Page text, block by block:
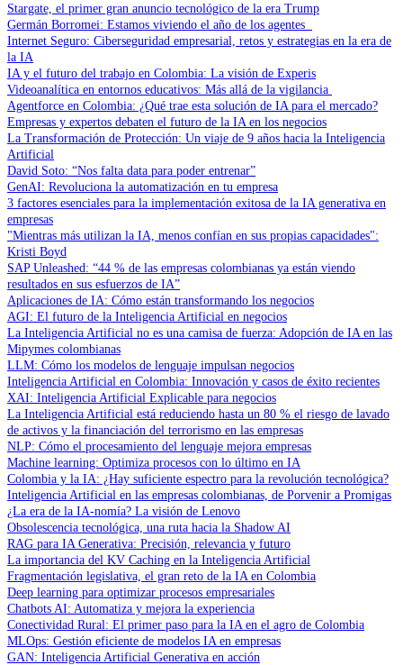
Stargate, el primer gran anuncio tecnológico de la era Trump
Germán Borromei: Estamos viviendo el año de los agentes
Internet Seguro: Ciberseguridad empresarial, retos y estrategias en la era de
la IA
IA y el futuro del trabajo en Colombia: La visión de Experis
Videoanalítica en entornos educativos: Más allá de la vigilancia
Agentforce en Colombia: ¿Qué trae esta solución de IA para el mercado?
Empresas y expertos debaten el futuro de la IA en los negocios
La Transformación de Protección: Un viaje de 9 años hacia la Inteligencia
Artificial
David Soto: “Nos falta data para poder entrenar”
GenAI: Revoluciona la automatización en tu empresa
3 factores esenciales para la implementación exitosa de la IA generativa en
empresas
"Mientras más utilizan la IA, menos confían en sus propias capacidades":
Kristi Boyd
SAP Unleashed: “44 % de las empresas colombianas ya están viendo
resultados en sus esfuerzos de IA”
Aplicaciones de IA: Cómo están transformando los negocios
AGI: El futuro de la Inteligencia Artificial en negocios
La Inteligencia Artificial no es una camisa de fuerza: Adopción de IA en las
Mipymes colombianas
LLM: Cómo los modelos de lenguaje impulsan negocios
Inteligencia Artificial en Colombia: Innovación y casos de éxito recientes
XAI: Inteligencia Artificial Explicable para negocios
La Inteligencia Artificial está reduciendo hasta un 80 % el riesgo de lavado
de activos y la financiación del terrorismo en las empresas
NLP: Cómo el procesamiento del lenguaje mejora empresas
Machine learning: Optimiza procesos con lo último en IA
Colombia y la IA: ¿Hay suficiente espectro para la revolución tecnológica?
Inteligencia Artificial en las empresas colombianas, de Porvenir a Promigas
¿La era de la IA-nomía? La visión de Lenovo
Obsolescencia tecnológica, una ruta hacia la Shadow AI
RAG para IA Generativa: Precisión, relevancia y futuro
La importancia del KV Caching en la Inteligencia Artificial
Fragmentación legislativa, el gran reto de la IA en Colombia
Deep learning para optimizar procesos empresariales
Chatbots AI: Automatiza y mejora la experiencia
Conectividad Rural: El primer paso para la IA en el agro de Colombia
MLOps: Gestión eficiente de modelos IA en empresas
GAN: Inteligencia Artificial Generativa en acción